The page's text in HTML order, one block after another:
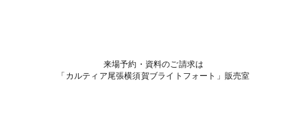
来場予約・資料のご請求は
「カルティア尾張横須賀ブライトフォート」販売室